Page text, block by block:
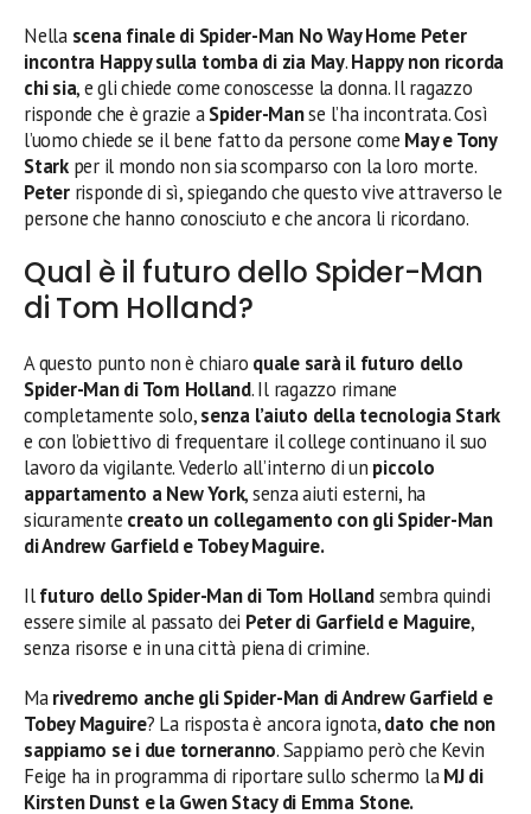
Nella scena finale di Spider-Man No Way Home Peter
incontra Happy sulla tomba di zia May.Happy non ricorda
chi sia, e gli chiede come conoscesse la donna. Il ragazzo
risponde che è grazie aSpider-Manse l’ha incontrata. Così
l’uomo chiede se il bene fatto da persone come May e Tony
Starkper il mondo non sia scomparso con la loro morte.
Peter risponde di sì, spiegando che questo vive attraverso le
persone che hanno conosciuto e che ancora li ricordano.
Qual è il futuro dello Spider-Man
di Tom Holland?
A questo punto non è chiaro quale sarà il futuro dello
Spider-Man di Tom Holland. Il ragazzo rimane
completamente solo,senza l’aiuto della tecnologia Stark
e con l’obiettivo di frequentare il college continuano il suo
lavoro da vigilante. Vederlo all’interno di un piccolo
appartamento a New York, senza aiuti esterni, ha
sicuramente creato un collegamento con gli Spider-Man
di Andrew Garfield e Tobey Maguire.
Ilfuturo dello Spider-Man di Tom Hollandsembra quindi
essere simile al passato dei Peter di Garfield e Maguire,
senza risorse e in una città piena di crimine.
Marivedremo anche gli Spider-Man di Andrew Garfield e
Tobey Maguire? La risposta è ancora ignota,dato che non
sappiamo se i due torneranno. Sappiamo però che Kevin
Feige ha in programma di riportare sullo schermo laMJ di
Kirsten Dunst e la Gwen Stacy di Emma Stone.